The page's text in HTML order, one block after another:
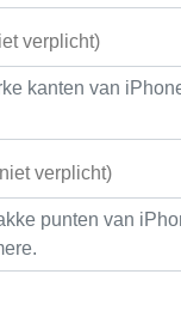
verplicht)
verplicht)